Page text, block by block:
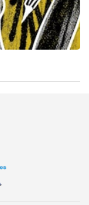
Villaverde es